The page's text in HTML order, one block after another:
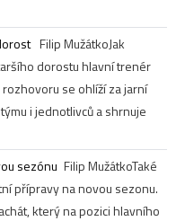
Filip MužátkoJak
dorostu hlavní trenér
se ohlíží za jarní
i jednotlivců a shrnuje
sezónu Filip MužátkoTaké
přípravy na novou sezonu.
který na pozici hlavního